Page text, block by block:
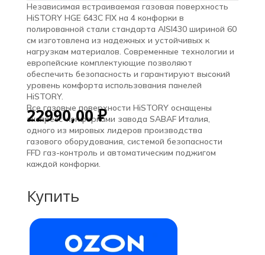
Независимая встраиваемая газовая поверхность
HiSTORY HGE 643C FIX на 4 конфорки в
полированной стали стандарта AISI430 шириной 60
см изготовлена из надежных и устойчивых к
нагрузкам материалов. Современные технологии и
европейские комплектующие позволяют
обеспечить безопасность и гарантируют высокий
уровень комфорта использования панелей
HiSTORY.
Все газовые поверхности HiSTORY оснащены
экспресс-конфорками завода SABAF Италия,
одного из мировых лидеров производства
газового оборудования, системой безопасности
FFD газ-контроль и автоматическим поджигом
каждой конфорки.
22990,00₽
Купить